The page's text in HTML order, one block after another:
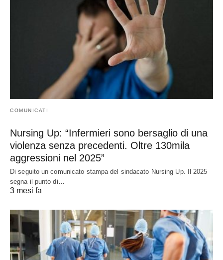
COMUNICATI
Nursing Up: “Infermieri sono bersaglio di una
violenza senza precedenti. Oltre 130mila
aggressioni nel 2025”
Di seguito un comunicato stampa del sindacato Nursing Up. Il 2025
segna il punto di…
3 mesi fa